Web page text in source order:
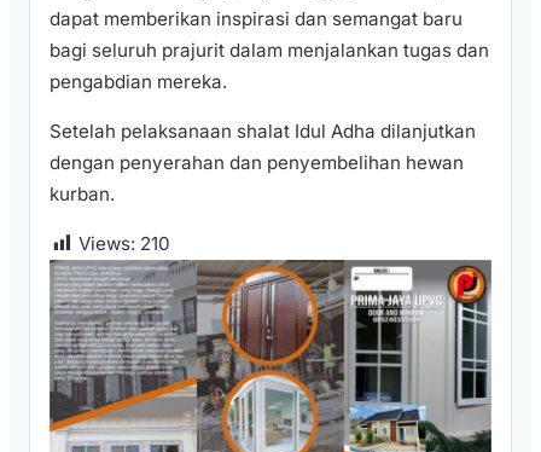
dapat memberikan inspirasi dan semangat baru
bagi seluruh prajurit dalam menjalankan tugas dan
pengabdian mereka.
Setelah pelaksanaan shalat Idul Adha dilanjutkan
dengan penyerahan dan penyembelihan hewan
kurban.
Views: 210